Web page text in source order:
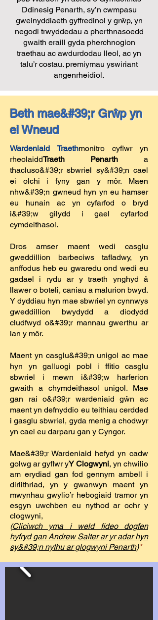
Ddinesig Penarth, sy’n cwmpasu
gweinyddiaeth gyffredinol y grŵp, yn
negodi trwyddedau a pherthnasoedd
gwaith eraill gyda pherchnogion
traethau ac awdurdodau lleol, ac yn
talu’r costau. premiymau yswiriant
angenrheidiol.
Beth mae&#39;r Grŵp yn
ei Wneud
Wardeniaid Traethmonitro cyflwr yn
rheolaiddTraeth Penarth a
thacluso&#39;r sbwriel sy&#39;n cael
ei olchi i fyny gan y môr. Maen
nhw&#39;n gwneud hyn yn eu hamser
eu hunain ac yn cyfarfod o bryd
i&#39;w gilydd i gael cyfarfod
cymdeithasol.
Dros amser maent wedi casglu
gweddillion barbeciws tafladwy, yn
anffodus heb eu gwaredu ond wedi eu
gadael i rydu ar y traeth ynghyd â
llawer o boteli, caniau a malurion bwyd.
Y dyddiau hyn mae sbwriel yn cynnwys
gweddillion bwydydd a diodydd
cludfwyd o&#39;r mannau gwerthu ar
lan y môr.
Maent yn casglu&#39;n unigol ac mae
hyn yn galluogi pobl i ffitio casglu
sbwriel i mewn i&#39;w harferion
gwaith a chymdeithasol unigol. Mae
gan rai o&#39;r wardeniaid gŵn ac
maent yn defnyddio eu teithiau cerdded
i gasglu sbwriel, gyda menig a chodwyr
yn cael eu darparu gan y Cyngor.
Mae&#39;r Wardeniaid hefyd yn cadw
golwg ar gyflwr yY Clogwyni, yn chwilio
am erydiad gan fod gennym ambell i
dirlithriad, yn y gwanwyn maent yn
mwynhau gwylio’r hebogiaid tramor yn
esgyn uwchben eu nythod ar ochr y
clogwyni,
(Cliciwch yma i weld fideo dogfen
hyfryd gan Andrew Salter ar yr adar hyn
sy&#39;n nythu ar glogwyni Penarth)*